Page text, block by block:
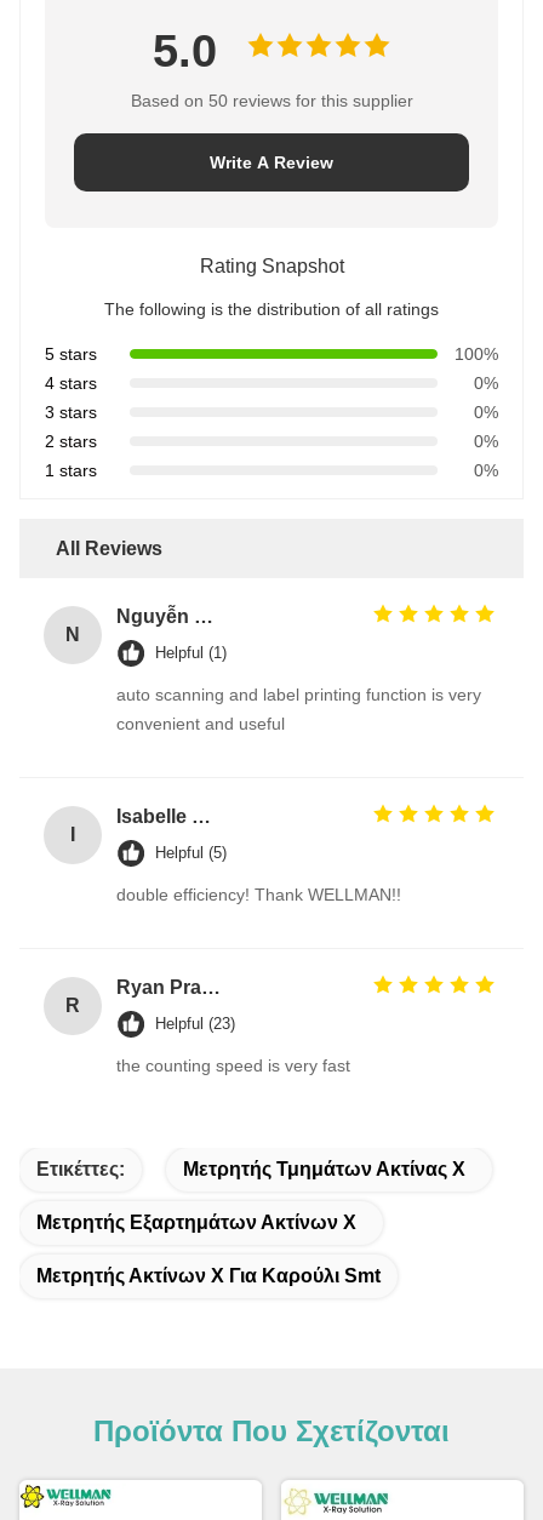
5.0
Based on 50 reviews for this supplier
Write A Review
Rating Snapshot
The following is the distribution of all ratings
5 stars
100%
4 stars
0%
3 stars
0%
2 stars
0%
1 stars
0%
All Reviews
N
Nguyễn Văn Hùng
Helpful (1)
auto scanning and label printing function is very
convenient and useful
Isabelle Lemer
Helpful (5)
double efficiency! Thank WELLMAN!!
R
Ryan Pranoto
Helpful (23)
the counting speed is very fast
Ετικέττες: Μετρητής Τμημάτων Ακτίνας X
Μετρητής Εξαρτημάτων Ακτίνων Χ
Μετρητής Ακτίνων X Για Καρούλι Smt
Προϊόντα Που Σχετίζονται